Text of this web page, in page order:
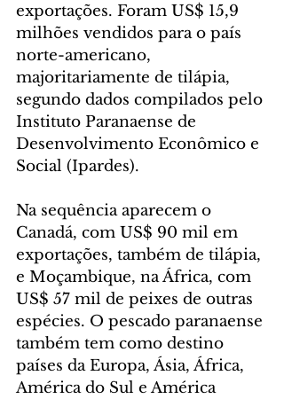
exportações. Foram US$ 15,9
milhões vendidos para o país
norte-americano,
majoritariamente de tilápia,
segundo dados compilados pelo
Instituto Paranaense de
Desenvolvimento Econômico e
Social (Ipardes).
Na sequência aparecem o
Canadá, com US$ 90 mil em
exportações, também de tilápia,
e Moçambique, na África, com
US$ 57 mil de peixes de outras
espécies. O pescado paranaense
também tem como destino
países da Europa, Ásia, África,
América do Sul e América